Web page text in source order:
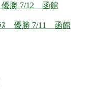
勝 7/12 函館
ｽ 優勝 7/11 函館